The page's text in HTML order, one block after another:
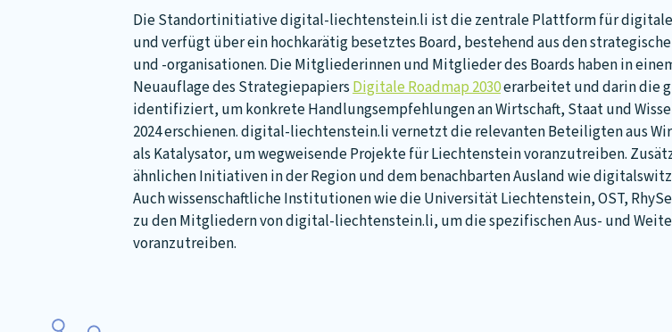
Die Standortinitiative digital-liechtenstein.li ist die zentrale Plattform für
und verfügt über ein hochkarätig besetztes Board, bestehend aus den
und -organisationen. Die Mitgliederinnen und Mitglieder des Boards haben in
Neuauflage des StrategiepapiersDigitale Roadmap 2030erarbeitet und darin die
identifiziert, um konkrete Handlungsempfehlungen an Wirtschaft, Staat und
2024 erschienen. digital-liechtenstein.li vernetzt die relevanten Beteiligten aus
als Katalysator, um wegweisende Projekte für Liechtenstein voranzutreiben.
ähnlichen Initiativen in der Region und dem benachbarten Ausland wie
Auch wissenschaftliche Institutionen wie die Universität Liechtenstein, OST,
zu den Mitgliedern von digital-liechtenstein.li, um die spezifischen Aus- und
voranzutreiben.